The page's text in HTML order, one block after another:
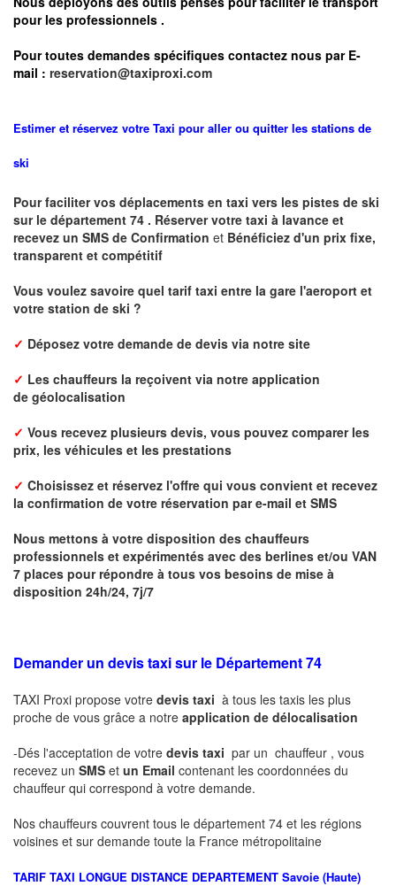
pour les professionnels .
Pour toutes demandes spécifiques contactez nous par E-
mail : reservation@taxiproxi.com
Estimer et réservez votre Taxi pour aller ou quitter les stations de
ski
Pour faciliter vos déplacements en taxi vers les pistes de ski
sur le département 74 . Réserver votre taxi à lavance et
recevez un SMS de Confirmation et Bénéficiez d'un prix fixe,
transparent et compétitif
Vous voulez savoire quel tarif taxi entre la gare l'aeroport et
votre station de ski ?
✓ Déposez votre demande de devis via notre site
✓ Les chauffeurs la reçoivent via notre application
de géolocalisation
✓ Vous recevez plusieurs devis, vous pouvez comparer les
prix, les véhicules et les prestations
✓ Choisissez et réservez l'offre qui vous convient et recevez
la confirmation de votre réservation pare-mail et SMS
Nous mettons à votre disposition des chauffeurs
professionnels et expérimentés avec des berlines et/ou VAN
7 places pour répondre à tous vos besoins de mise à
disposition 24h/24, 7j/7
Demander un devis taxi sur le Département 74
TAXI Proxi propose votre devis taxi à tous les taxis les plus
proche de vous grâce a notre application de délocalisation
-Dés l'acceptation de votre devis taxi par un chauffeur , vous
recevez un SMS et un Email contenant les coordonnées du
chauffeur qui correspond à votre demande.
Nos chauffeurs couvrent tous le département 74 et les régions
voisines et sur demande toute la France métropolitaine
TARIF TAXI LONGUE DISTANCE DEPARTEMENT Savoie (Haute)